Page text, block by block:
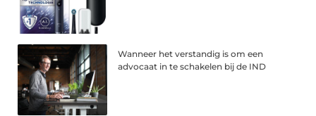
Wanneer het verstandig is om een
advocaat in te schakelen bij de IND